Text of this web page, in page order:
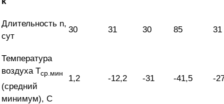
Длительность n,
сут
30 31 30 85 31
Температура
воздуха Tср.мин
(средний
минимум), С
1,2 -12,2 -31 -41,5 -